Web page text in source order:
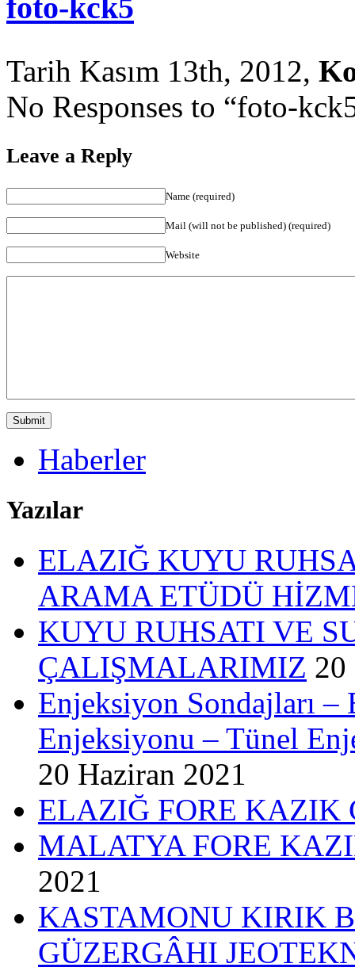
foto-kck5
Tarih Kasım 13th, 2012,
No Responses to “foto-
Leave a Reply
Name (required)
Mail (will not be published) (required)
Website
Haberler
Yazılar
ELAZIĞ KUYU
ARAMA ETÜDÜ
KUYU RUHSATI VE
ÇALIŞMALARIMIZ 20
Enjeksiyon Sondajları
Enjeksiyonu – Tünel
20 Haziran 2021
ELAZIĞ FORE
MALATYA FORE
2021
KASTAMONU KIRIK
GÜZERGÂHI